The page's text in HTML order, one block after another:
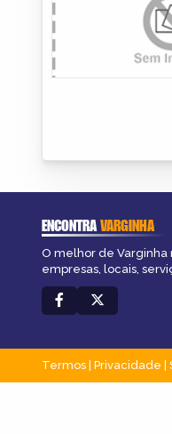
ENCONTRAVARGINHA
O melhor de Varginha
empresas, locais,
Termos Privacidade